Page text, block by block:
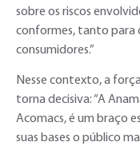
sobre os riscos
conformes, tanto para
consumidores.”
Nesse contexto, a
torna decisiva: “A
Acomacs, é um braço
suas bases o público